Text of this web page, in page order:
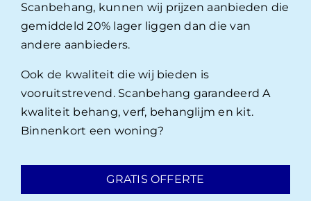
Scanbehang, kunnen wij prijzen aanbieden die
gemiddeld 20% lager liggen dan die van
andere aanbieders.
Ook de kwaliteit die wij bieden is
vooruitstrevend. Scanbehang garandeerd A
kwaliteit behang, verf, behanglijm en kit.
Binnenkort een woning?
GRATIS OFFERTE